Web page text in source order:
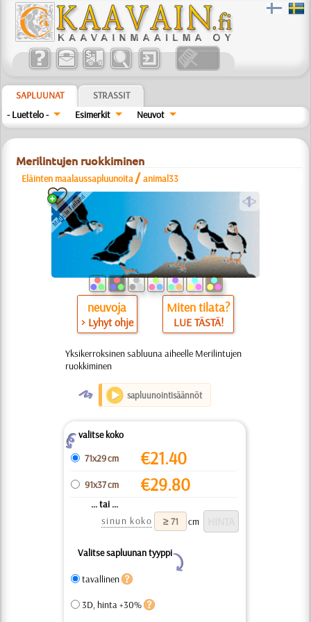
SAPLUUNAT
STRASSIT
- Luettelo -
Esimerkit Neuvot
Merilintujen ruokkiminen
Eläinten maalaussapluunoita /animal33
a
neuvoja
> Lyhyt ohje
Miten tilata?
LUE TÄSTÄ!
Yksikerroksinen sabluuna aiheelle Merilintujen
ruokkiminen
O sapluunointisäännöt
Zvalitse koko
71x29 cm
€21.40
91x37 cm €29.80
... tai ...
sinun koko
cm
Valitse sapluunan tyyppi
Y
tavallinen
3D, hinta +30%